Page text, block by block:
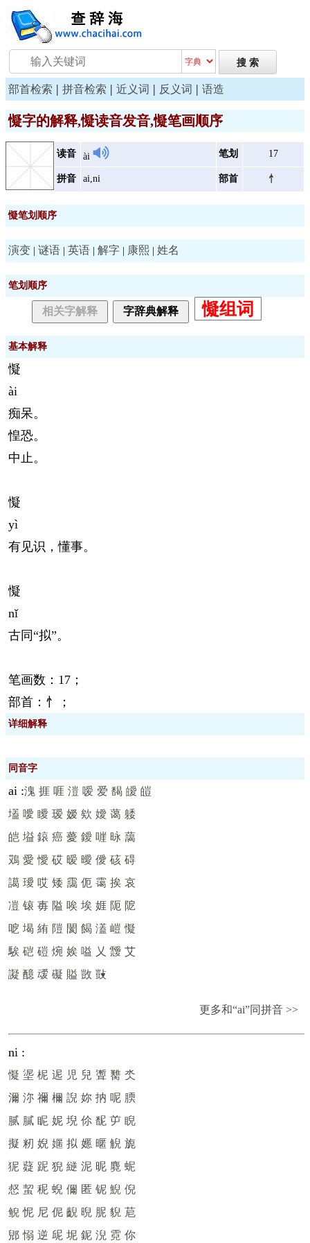
部首检索 | 拼音检索 | 近义词 | 反义词 | 语造
懝字的解释,懝读音发音,懝笔画顺序
读音 ài 笔划 17
拼音 ai,ni 部首 忄
懝笔划顺序
演变 | 谜语 | 英语 | 解字 | 康熙 | 姓名
笔划顺序
相关字解释 字辞典解释 懝组词
基本解释
懝
ài
痴呆。
惶恐。
中止。
懝
yì
有见识，懂事。
懝
nǐ
古同“拟”。
笔画数：17；
部首：忄；
详细解释
同音字
ai :溾 捱 啀 溰 嗳 爱 馤 皧 皚
壒 噯 瞹 瑷 嫒 欸 嬡 蔼 躷
皑 塧 鎄 癌 薆 鑀 嘊 昹 藹
鴱 愛 懓 砹 暧 曖 僾 硋 碍
譪 璦 哎 矮 靄 伌 霭 挨 哀
凒 锿 毐 隘 唉 埃 娾 阨 阸
呝 堨 絠 隑 閡 餲 濭 嵦 懝
騃 硙 磑 焥 娭 嗌 乂 靉 艾
譺 醷 叆 礙 賹 敳 敱
更多和“ai”同拼音 >>
ni :
懝 埿 柅 迡 児 兒 聻 臡 氼
濔 沵 禰 檷 誽 妳 抐 呢 腝
腻 膩 眤 妮 堄 伱 馜 屰 睨
擬 籾 婗 嫟 拟 嬺 暱 觬 旎
狔 薿 跜 猊 縌 泥 昵 麑 蚭
惄 蛪 秜 蜺 儞 匿 铌 鯢 倪
鲵 怩 尼 伲 齯 晲 胒 貎 苨
郳 愵 逆 屔 坭 鈮 淣 霓 你